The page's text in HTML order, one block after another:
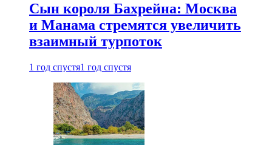
Сын короля Бахрейна: Москва
и Манама стремятся увеличить
взаимный турпоток
1 год спустя1 год спустя